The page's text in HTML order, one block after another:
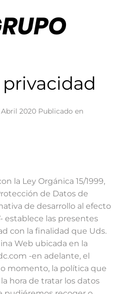
Abril 2020 Publicado en
la Ley Orgánica 15/1999,
de Datos de
de desarrollo al efecto
establece las presentes
con la finalidad que Uds.
Web ubicada en la
-en adelante, el
momento, la política que
hora de tratar los datos